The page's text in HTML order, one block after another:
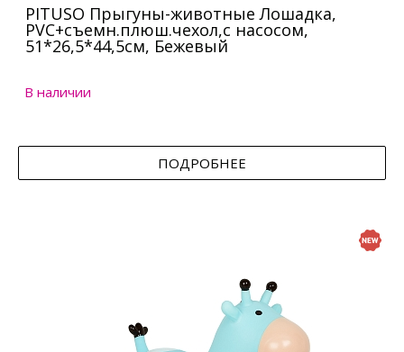
PITUSO Прыгуны-животные Лошадка,
PVC+съемн.плюш.чехол,с насосом,
51*26,5*44,5см, Бежевый
В наличии
ПОДРОБНЕЕ